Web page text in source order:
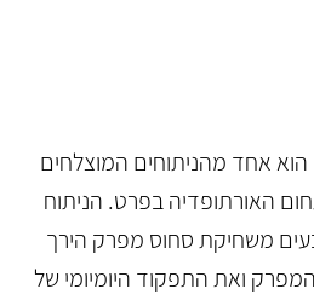
אחד מהניתוחים המוצלחים
האורתופדיה בפרט. הניתוח
משחיקת סחוס מפרק הירך
ואת התפקוד היומיומי של